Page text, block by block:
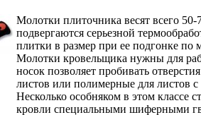
Молотки плиточника весят всего 50-
подвергаются серьезной
плитки в размер при ее подгонке по
Молотки кровельщика нужны для
носок позволяет пробивать
листов или полимерные для листов
Несколько особняком в этом классе
кровли специальными шиферными